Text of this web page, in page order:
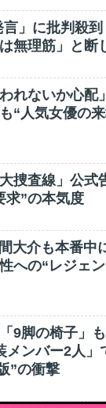
」に批判殺
無理筋」と断
われないか心
“人気女優の
捜査線」公式
求”の本気度
大介も本番中
への“レジェ
9脚の椅子」
メンバー2人」
”の衝撃